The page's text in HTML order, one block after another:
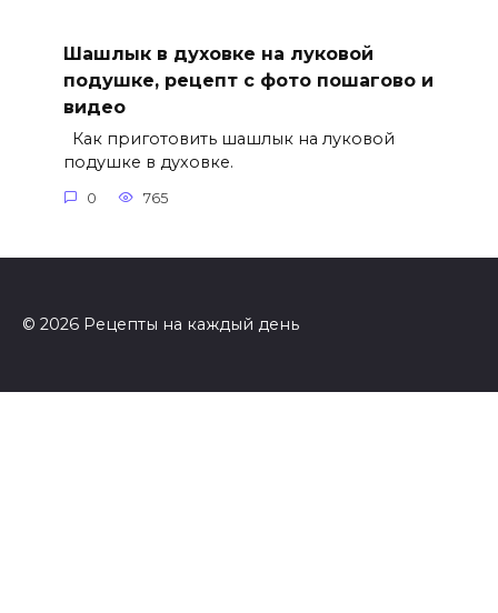
Шашлык в духовке на луковой
подушке, рецепт с фото пошагово и
видео
Как приготовить шашлык на луковой
подушке в духовке.
0 765
© 2026 Рецепты на каждый день